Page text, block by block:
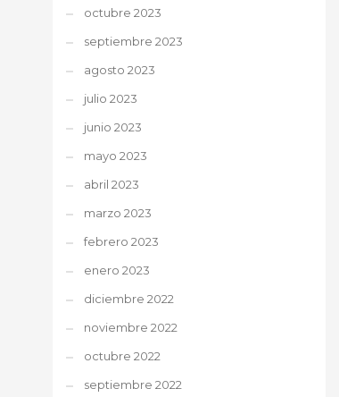
octubre 2023
septiembre 2023
agosto 2023
julio 2023
junio 2023
mayo 2023
abril 2023
marzo 2023
febrero 2023
enero 2023
diciembre 2022
noviembre 2022
octubre 2022
septiembre 2022